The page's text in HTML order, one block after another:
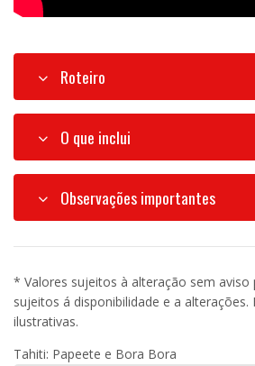
Roteiro
O que inclui
Observações importantes
* Valores sujeitos à alteração sem aviso
sujeitos á disponibilidade e a
ilustrativas.
Tahiti: Papeete e Bora Bora